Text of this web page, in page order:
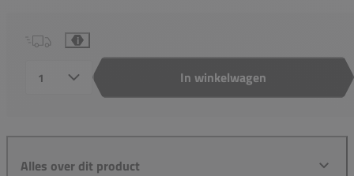
i
In winkelwagen
Alles over dit product